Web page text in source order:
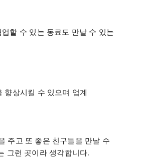
할 수 있는 동료도 만날 수 있는
향상시킬 수 있으며 업계
주고 또 좋은 친구들을 만날 수
그런 곳이라 생각합니다.